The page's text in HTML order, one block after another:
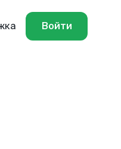
Войти